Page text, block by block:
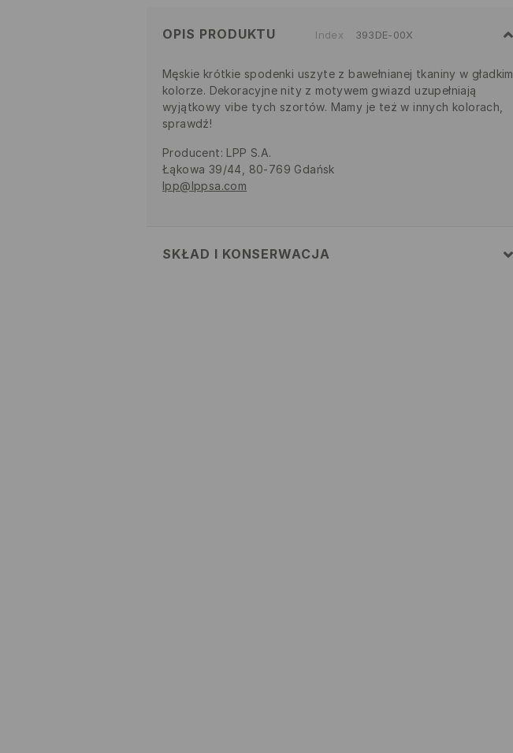
OPIS PRODUKTU Index 393DE-00X
Męskie krótkie spodenki uszyte z bawełnianej tkaniny w gładkim
kolorze. Dekoracyjne nity z motywem gwiazd uzupełniają
wyjątkowy vibe tych szortów. Mamy je też w innych kolorach,
sprawdź!
Producent: LPP S.A.
Łąkowa 39/44, 80-769 Gdańsk
lpp@lppsa.com
SKŁAD I KONSERWACJA